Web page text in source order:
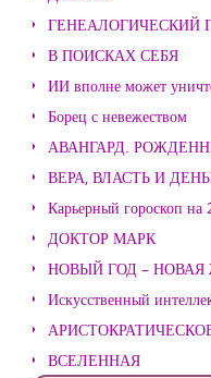
ГЕНЕАЛОГИЧЕСКИЙ
В ПОИСКАХ СЕБЯ
ИИ вполне может
Борец с невежеством
АВАНГАРД.
ВЕРА, ВЛАСТЬ И
Карьерный гороскоп на
ДОКТОР МАРК
НОВЫЙ ГОД – НОВАЯ
Искусственный
ВСЕЛЕННАЯ